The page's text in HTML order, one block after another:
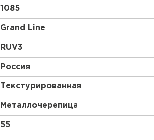
1085
Grand Line
RUV3
Россия
Текстурированная
Металлочерепица
55